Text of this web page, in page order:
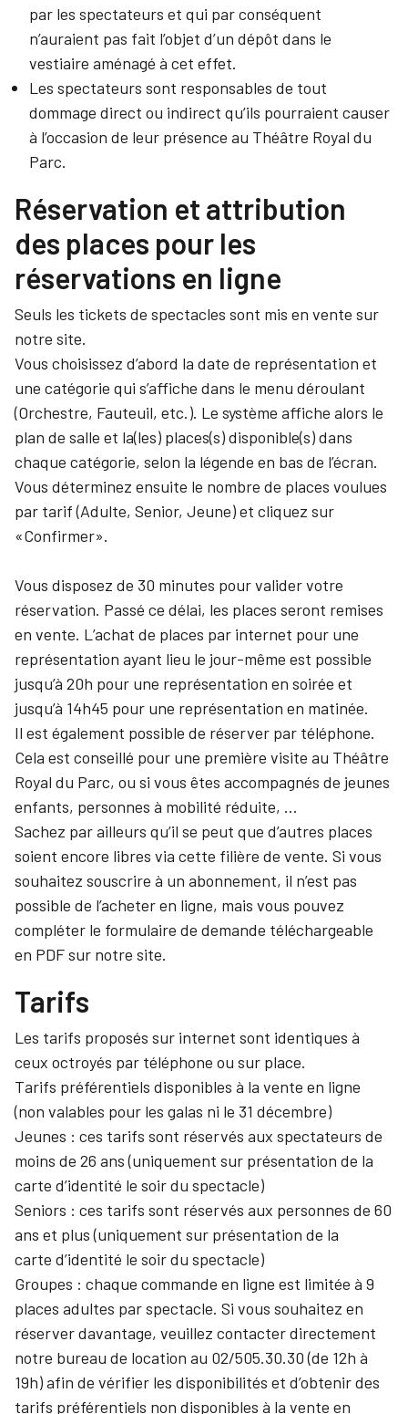
par les spectateurs et qui par conséquent
n’auraient pas fait l’objet d’un dépôt dans le
vestiaire aménagé à cet effet.
Les spectateurs sont responsables de tout
dommage direct ou indirect qu’ils pourraient causer
à l’occasion de leur présence au Théâtre Royal du
Parc.
Réservation et attribution
des places pour les
réservations en ligne
Seuls les tickets de spectacles sont mis en vente sur
notre site.
Vous choisissez d’abord la date de représentation et
une catégorie qui s’affiche dans le menu déroulant
(Orchestre, Fauteuil, etc.). Le système affiche alors le
plan de salle et la(les) places(s) disponible(s) dans
chaque catégorie, selon la légende en bas de l’écran.
Vous déterminez ensuite le nombre de places voulues
par tarif (Adulte, Senior, Jeune) et cliquez sur
«Confirmer».
Vous disposez de 30 minutes pour valider votre
réservation. Passé ce délai, les places seront remises
en vente. L’achat de places par internet pour une
représentation ayant lieu le jour-même est possible
jusqu’à 20h pour une représentation en soirée et
jusqu’à 14h45 pour une représentation en matinée.
Il est également possible de réserver par téléphone.
Cela est conseillé pour une première visite au Théâtre
Royal du Parc, ou si vous êtes accompagnés de jeunes
enfants, personnes à mobilité réduite, …
Sachez par ailleurs qu’il se peut que d’autres places
soient encore libres via cette filière de vente. Si vous
souhaitez souscrire à un abonnement, il n’est pas
possible de l’acheter en ligne, mais vous pouvez
compléter le formulaire de demande téléchargeable
en PDF sur notre site.
Tarifs
Les tarifs proposés sur internet sont identiques à
ceux octroyés par téléphone ou sur place.
Tarifs préférentiels disponibles à la vente en ligne
(non valables pour les galas ni le 31 décembre)
Jeunes : ces tarifs sont réservés aux spectateurs de
moins de 26 ans (uniquement sur présentation de la
carte d’identité le soir du spectacle)
Seniors : ces tarifs sont réservés aux personnes de 60
ans et plus (uniquement sur présentation de la
carte d’identité le soir du spectacle)
Groupes : chaque commande en ligne est limitée à 9
places adultes par spectacle. Si vous souhaitez en
réserver davantage, veuillez contacter directement
notre bureau de location au 02/505.30.30 (de 12h à
19h) afin de vérifier les disponibilités et d’obtenir des
tarifs préférentiels non disponibles à la vente en